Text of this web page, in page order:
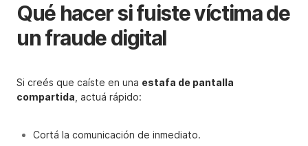
Qué hacer si fuiste víctima de
un fraude digital
Si creés que caíste en una estafa de pantalla
compartida , actuá rápido:
Cortá la comunicación de inmediato.